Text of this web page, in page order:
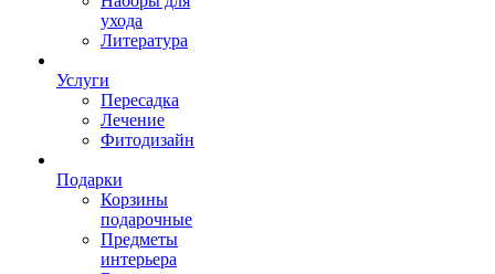
ухода
Литература
Услуги
Пересадка
Лечение
Фитодизайн
Подарки
Корзины
подарочные
Предметы
интерьера